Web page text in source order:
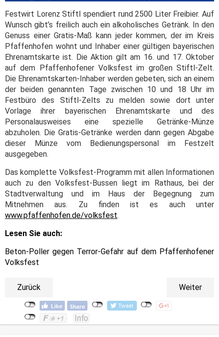
Festwirt Lorenz Stiftl spendiert rund 2500 Liter Freibier. Auf
Wunsch gibt’s freilich auch ein alkoholisches Getränk. In den
Genuss einer Gratis-Maß kann jeder kommen, der im Kreis
Pfaffenhofen wohnt und Inhaber einer gültigen bayerischen
Ehrenamtskarte ist. Die Aktion gilt am 16. und 17. Oktober
auf dem Pfaffenhofener Volksfest im großen Stiftl-Zelt.
Die Ehrenamtskarten-Inhaber werden gebeten, sich an einem
der beiden genannten Tage zwischen 10 und 18 Uhr im
Festbüro des Stiftl-Zelts zu melden sowie dort unter
Vorlage ihrer bayerischen Ehrenamtskarte und des
Personalausweises eine spezielle Getränke-Münze
abzuholen. Die Gratis-Getränke werden dann gegen Abgabe
dieser Münze vom Bedienungspersonal im Festzelt
ausgegeben.
Das komplette Volksfest-Programm mit allen Informationen
auch zu den Volksfest-Bussen liegt im Rathaus, bei der
Stadtverwaltung und im Haus der Begegnung zum
Mitnehmen aus. Zu finden ist es auch unter
www.pfaffenhofen.de/volksfest.
Lesen Sie auch:
Beton-Poller gegen Terror-Gefahr auf dem Pfaffenhofener
Volksfest
Zurück Weiter